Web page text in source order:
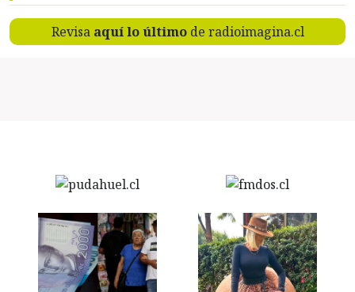
Revisa aquí lo últimode radioimagina.cl